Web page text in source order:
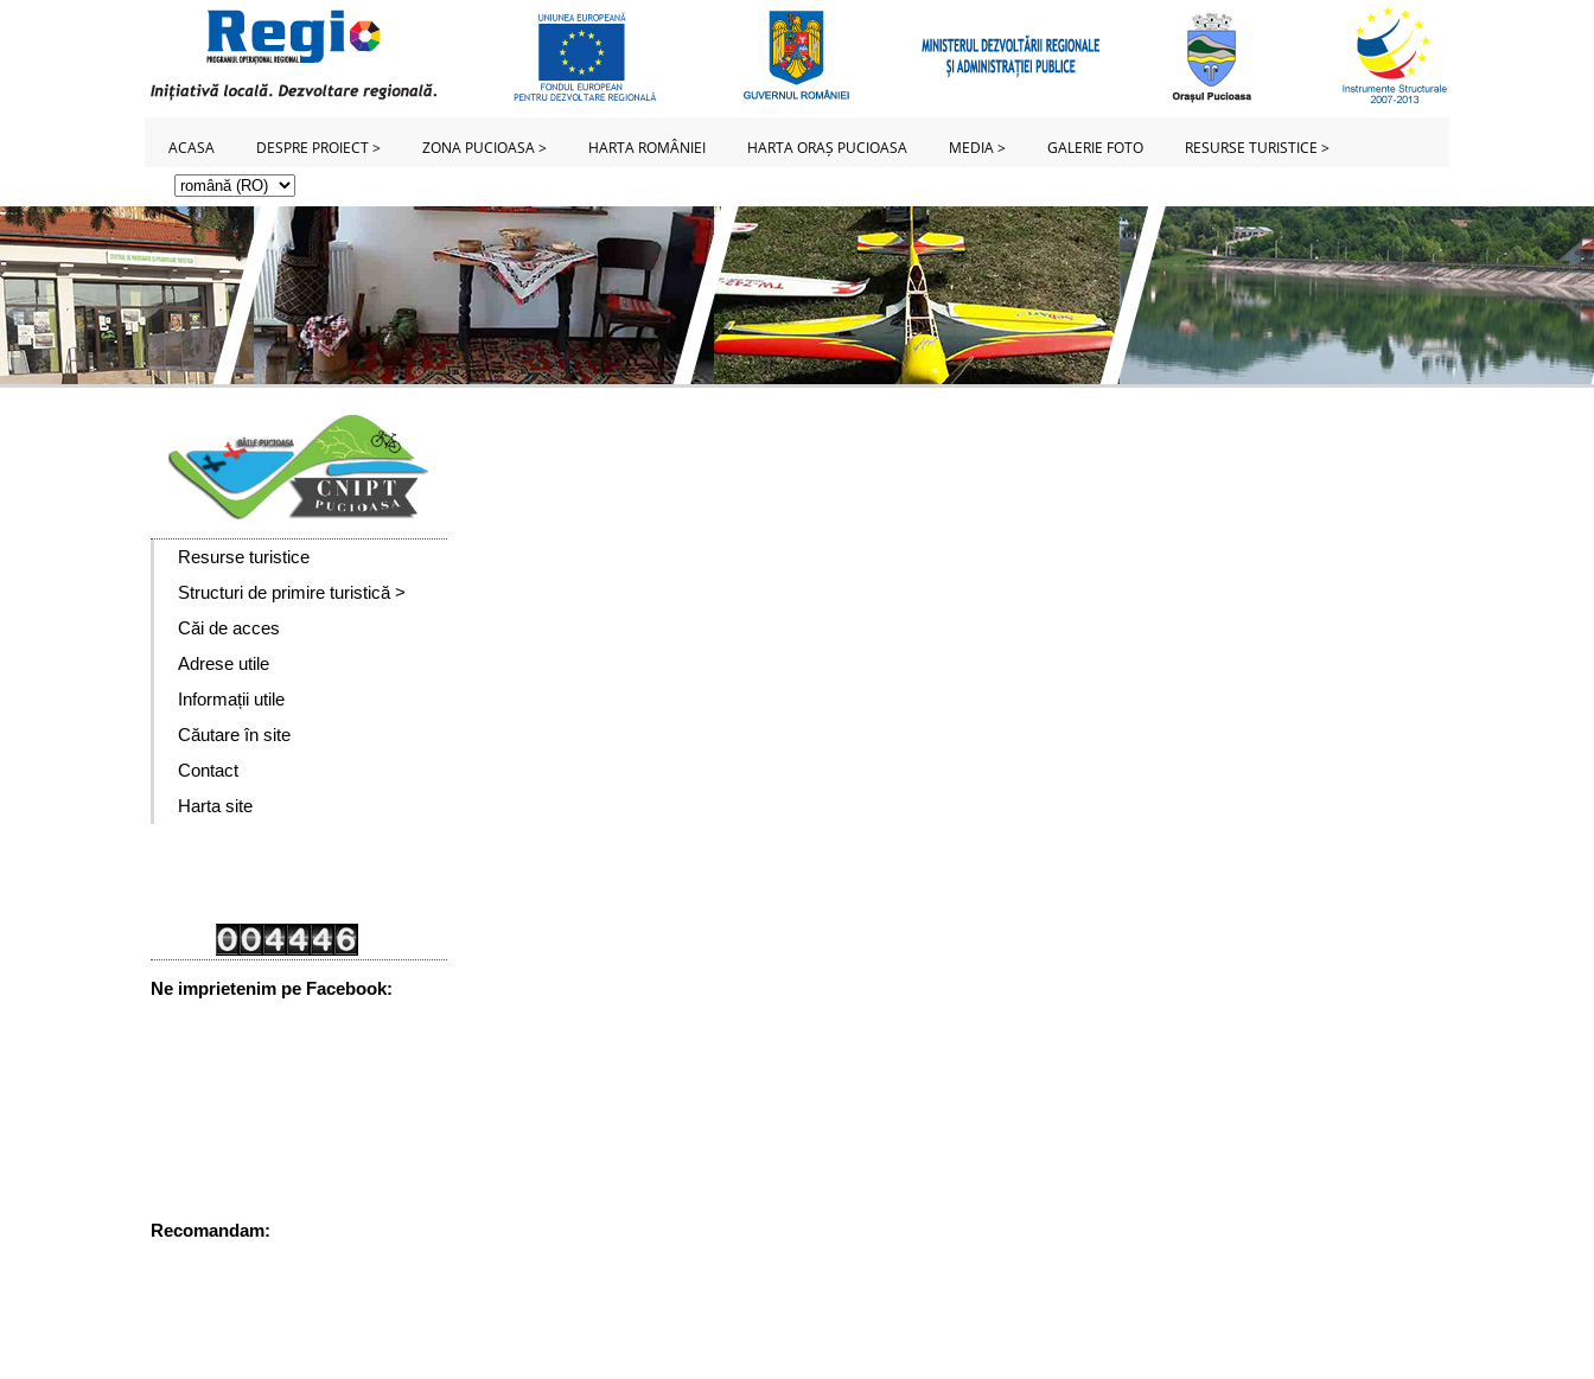
ACASA DESPRE PROIECT > ZONA PUCIOASA > HARTA ROMÂNIEI HARTA ORAȘ PUCIOASA MEDIA > GALERIE FOTO RESURSE TURISTICE >
Resurse turistice
Structuri de primire turistică >
Căi de acces
Adrese utile
Informații utile
Căutare în site
Contact
Harta site
Ne imprietenim pe Facebook:
Recomandam: